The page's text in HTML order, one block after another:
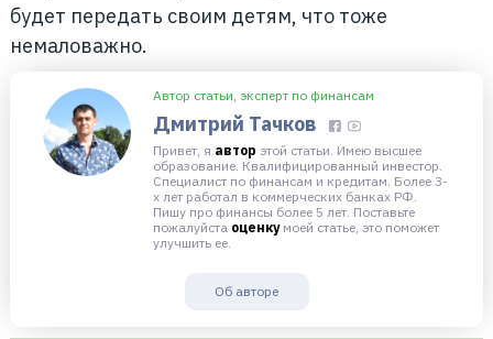
будет передать своим детям, что тоже
немаловажно.
Автор статьи, эксперт по финансам
Дмитрий Тачков
Привет, я автор этой статьи. Имею высшее
образование. Квалифицированный инвестор.
Специалист по финансам и кредитам. Более 3-
х лет работал в коммерческих банках РФ.
Пишу про финансы более 5 лет. Поставьте
пожалуйста оценкумоей статье, это поможет
улучшить ее.
Об авторе